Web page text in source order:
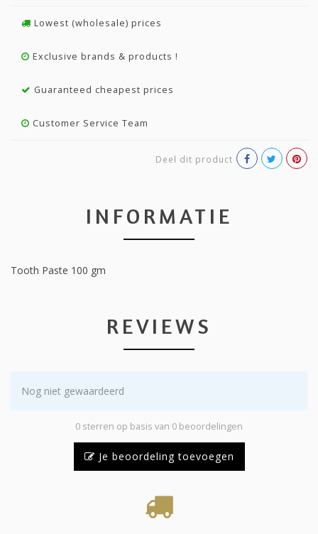
Lowest (wholesale) prices
Exclusive brands & products !
Guaranteed cheapest prices
Customer Service Team
Deel dit product
INFORMATIE
Tooth Paste 100 gm
REVIEWS
Nog niet gewaardeerd
0 sterren op basis van 0 beoordelingen
Je beoordeling toevoegen